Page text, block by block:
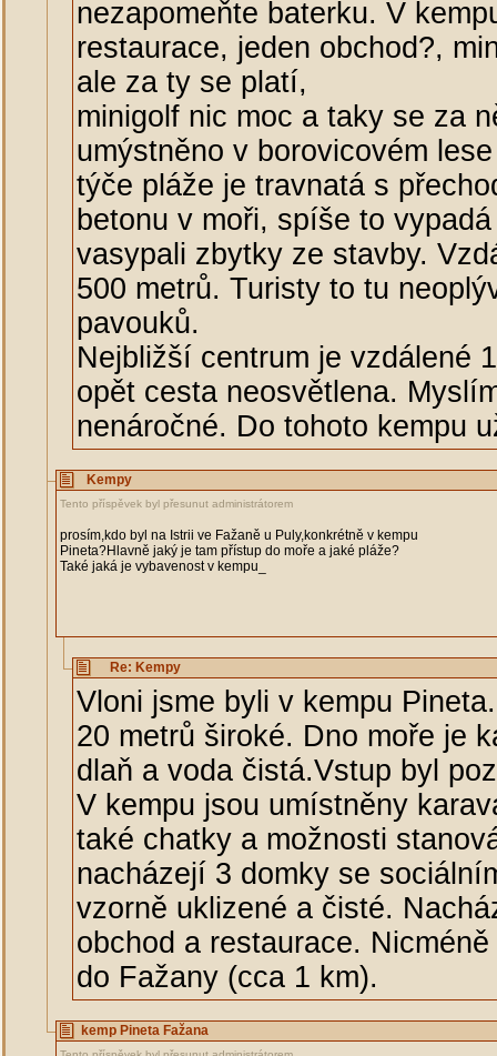
nezapomeňte baterku. V
restaurace, jeden obchod?,
ale za ty se platí,
minigolf nic moc a taky se za
umýstněno v borovicovém
týče pláže je travnatá s
betonu v moři, spíše to
vasypali zbytky ze stavby.
500 metrů. Turisty to tu
pavouků.
Nejbližší centrum je vzdálené
opět cesta neosvětlena.
nenáročné. Do tohoto kempu
Kempy
Tento příspěvek byl přesunut administrátorem
prosím,kdo byl na Istrii ve Fažaně u Puly,konkrétně v kempu
Pineta?Hlavně jaký je tam přístup do moře a jaké pláže?
Také jaká je vybavenost v kempu_
Re: Kempy
Vloni jsme byli v kempu
20 metrů široké. Dno moře je
dlaň a voda čistá.Vstup byl
V kempu jsou umístněny
také chatky a možnosti
nacházejí 3 domky se
vzorně uklizené a čisté.
obchod a restaurace.
do Fažany (cca 1 km).
kemp Pineta Fažana